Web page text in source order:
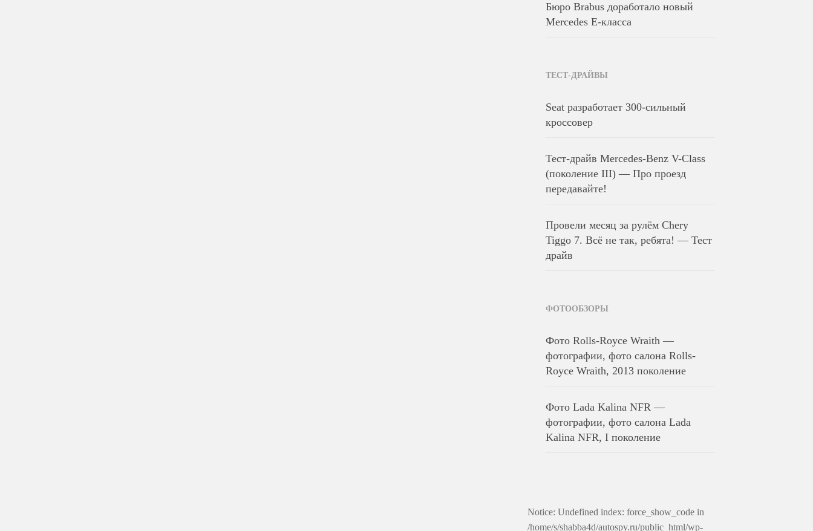
Бюро Brabus доработало новый
Mercedes E-класса
ТЕСТ-ДРАЙВЫ
Seat разработает 300-сильный
кроссовер
Тест-драйв Mercedes-Benz V-Class
(поколение III) — Про проезд
передавайте!
Провели месяц за рулём Chery
Tiggo 7. Всё не так, ребята! — Тест
драйв
ФОТООБЗОРЫ
Фото Rolls-Royce Wraith —
фотографии, фото салона Rolls-
Royce Wraith, 2013 поколение
Фото Lada Kalina NFR —
фотографии, фото салона Lada
Kalina NFR, I поколение
Notice: Undefined index: force_show_code in
/home/s/shabba4d/autospy.ru/public_html/wp-